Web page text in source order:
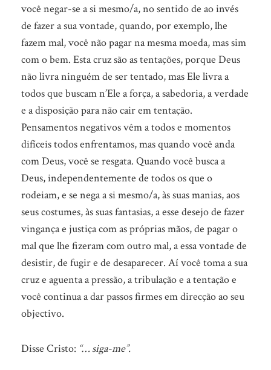
você negar-se a si mesmo/a, no sentido de ao invés
de fazer a sua vontade, quando, por exemplo, lhe
fazem mal, você não pagar na mesma moeda, mas sim
com o bem. Esta cruz são as tentações, porque Deus
não livra ninguém de ser tentado, mas Ele livra a
todos que buscam n’Ele a força, a sabedoria, a verdade
e a disposição para não cair em tentação.
Pensamentos negativos vêm a todos e momentos
difíceis todos enfrentamos, mas quando você anda
com Deus, você se resgata. Quando você busca a
Deus, independentemente de todos os que o
rodeiam, e se nega a si mesmo/a, às suas manias, aos
seus costumes, às suas fantasias, a esse desejo de fazer
vingança e justiça com as próprias mãos, de pagar o
mal que lhe fizeram com outro mal, a essa vontade de
desistir, de fugir e de desaparecer. Aí você toma a sua
cruz e aguenta a pressão, a tribulação e a tentação e
você continua a dar passos firmes em direcção ao seu
objectivo.
Disse Cristo: “… siga-me”.